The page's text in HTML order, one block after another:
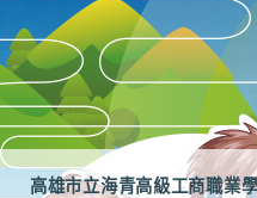
高雄市立海青高級工商職業